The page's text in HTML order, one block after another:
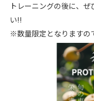
トレーニングの後に、
い!!
※数量限定となりますの